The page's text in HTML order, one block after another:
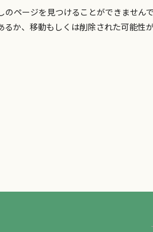
ページを見つけることができませんで
か、移動もしくは削除された可能性が